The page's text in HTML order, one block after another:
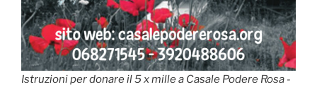
Istruzioni per donare il 5 x mille a Casale Podere Rosa -